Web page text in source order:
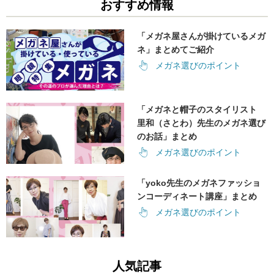
おすすめ情報
「メガネ屋さんが掛けているメガ
ネ」まとめてご紹介
メガネ選びのポイント
「メガネと帽子のスタイリスト
里和（さとわ）先生のメガネ選び
のお話」まとめ
メガネ選びのポイント
「yoko先生のメガネファッショ
ンコーディネート講座」まとめ
メガネ選びのポイント
人気記事